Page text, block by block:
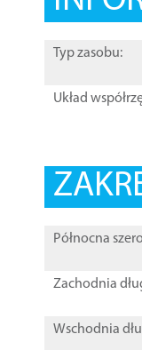
Typ zasobu:
Układ
Północna
Zachodnia
Wschodnia